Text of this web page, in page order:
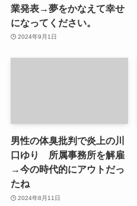
業発表→夢をかなえて幸せ
になってください。
2024年9月1日
男性の体臭批判で炎上の川
口ゆり 所属事務所を解雇
→今の時代的にアウトだっ
たね
2024年8月11日